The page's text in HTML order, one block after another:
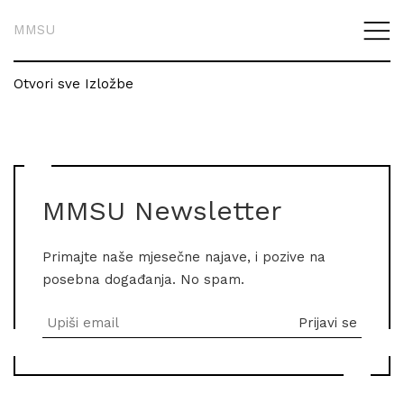
MMSU
Otvori sve Izložbe
MMSU Newsletter
Primajte naše mjesečne najave, i pozive na
posebna događanja. No spam.